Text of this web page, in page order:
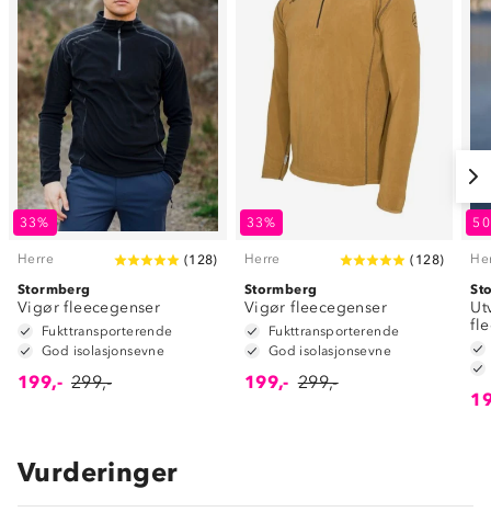
33%
Herre (128)
Stormberg
Vigør fleecegenser
Fukttransporterende
God isolasjonsevne
199,- 299,-
33%
Herre ( 128)
Stormberg
Vigør fleecegenser
Fukttransporterende
God isolasjonsevne
199,- 299,-
Vurderinger